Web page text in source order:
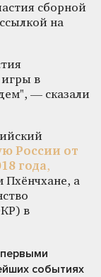
сборной
на
в
— сказали
России от
года,
Пхёнчхане, а
в
событиях